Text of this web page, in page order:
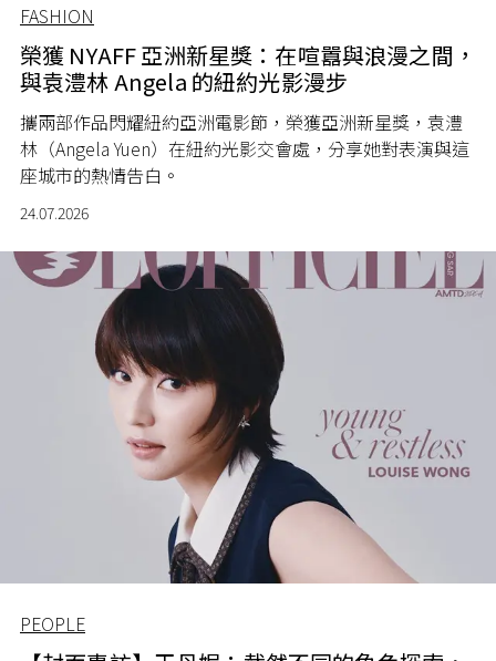
FASHION
榮獲 NYAFF 亞洲新星獎：在喧囂與浪漫之間，
與袁澧林 Angela 的紐約光影漫步
攜兩部作品閃耀紐約亞洲電影節，榮獲亞洲新星獎，袁澧
林（Angela Yuen）在紐約光影交會處，分享她對表演與這
座城市的熱情告白。
24.07.2026
PEOPLE